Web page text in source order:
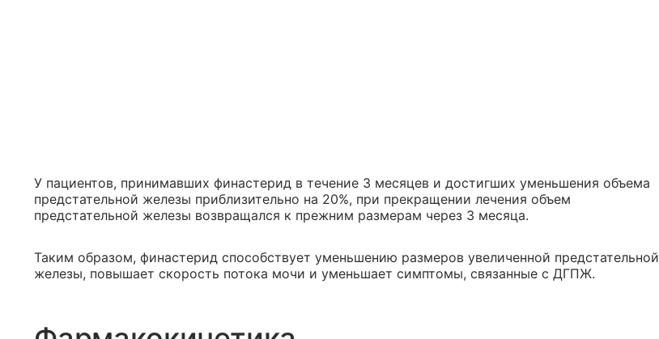
У пациентов, принимавших финастерид в течение 3 месяцев и достигших уменьшения объема
предстательной железы приблизительно на 20%, при прекращении лечения объем
предстательной железы возвращался к прежним размерам через 3 месяца.
Таким образом, финастерид способствует уменьшению размеров увеличенной предстательной
железы, повышает скорость потока мочи и уменьшает симптомы, связанные с ДГПЖ.